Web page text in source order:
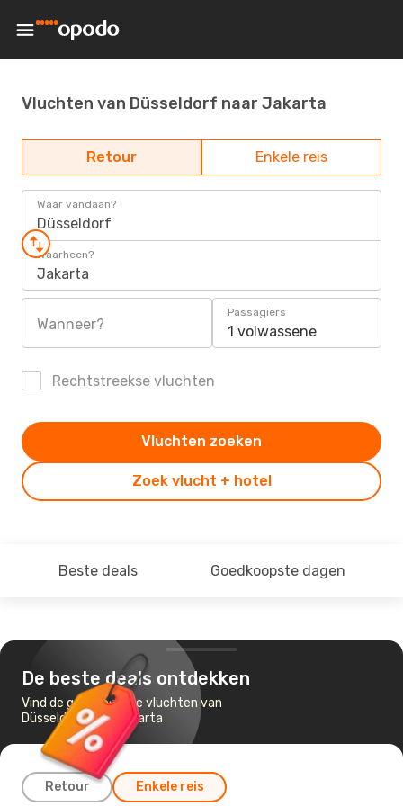
Vluchten van Düsseldorf naar Jakarta
Retour Enkele reis
Waar vandaan?
Düsseldorf
Waarheen?
Jakarta
Wanneer?
Passagiers
1 volwassene
Rechtstreekse vluchten
Zoek vlucht + hotel
Vluchten zoeken
Beste deals Goedkoopste dagen
De beste deals ontdekken
Vind de goedkoopste vluchten van
Düsseldorf naar Jakarta
Retour Enkele reis